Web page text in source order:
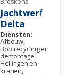
Jachtwerf
Delta
Diensten:
Afbouw,
Bootrecycling en
demontage,
Hellingen en
kranen,